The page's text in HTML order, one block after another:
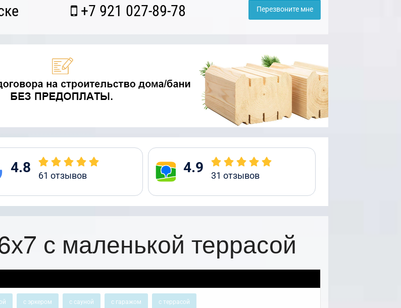
+7 921 027-89-78 Перезвоните мне
4.8 61 отзывов 4.9 31 отзывов
с маленькой террасой
с эркером с сауной с гаражом с террасой